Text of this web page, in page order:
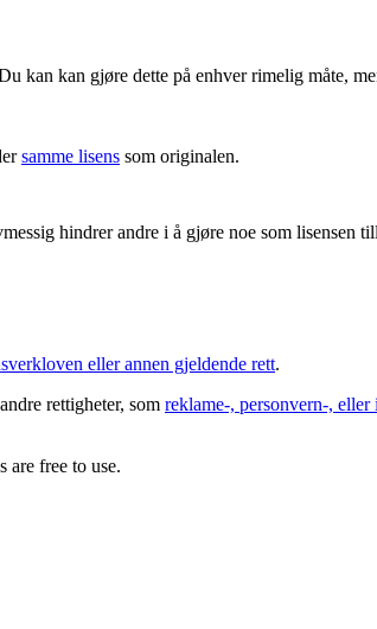
kan kan gjøre dette på enhver rimelig måte,
samme lisens som originalen.
hindrer andre i å gjøre noe som lisensen
eller annen gjeldende rett.
rettigheter, som reklame-, personvern-, eller
are free to use.